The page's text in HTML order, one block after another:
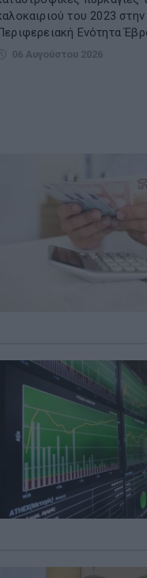
του 2023 στην
Ενότητα
06 Αυγούστου 2026